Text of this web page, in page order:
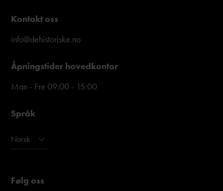
Kontakt oss
info@dehistoriske.no
Åpningstider hovedkontor
Man - Fre 09:00 - 15:00
Språk
Norsk
Følg oss